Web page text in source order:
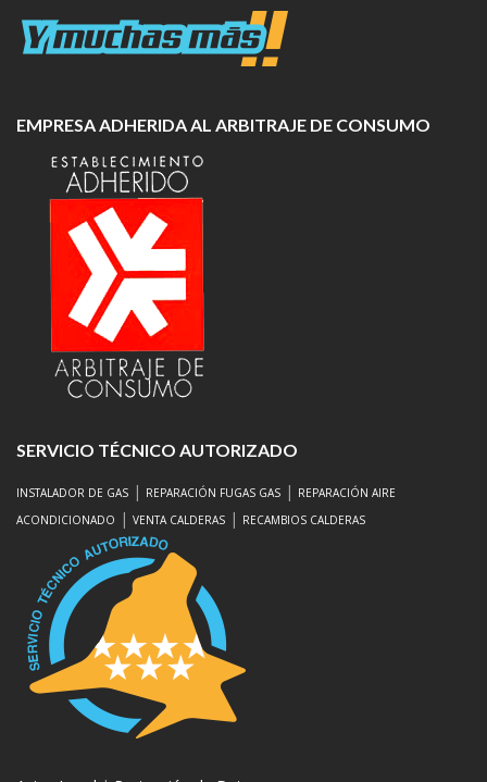
EMPRESA ADHERIDA AL ARBITRAJE DE CONSUMO
SERVICIO TÉCNICO AUTORIZADO
INSTALADOR DE GAS | REPARACIÓN FUGAS GAS | REPARACIÓN AIRE
ACONDICIONADO
| VENTA CALDERAS | RECAMBIOS CALDERAS